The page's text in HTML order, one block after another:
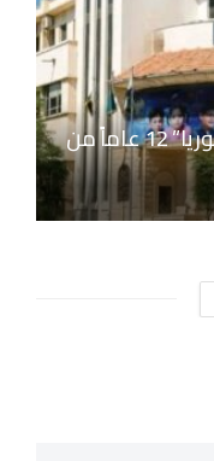
كابوس النتائج.. حين تختزل “البكالوريا” 12 عاماً من